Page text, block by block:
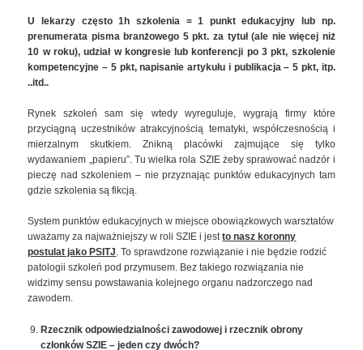
U lekarzy często 1h szkolenia = 1 punkt edukacyjny lub np.
prenumerata pisma branżowego 5 pkt. za tytuł (ale nie więcej niż
10 w roku), udział w kongresie lub konferencji po 3 pkt, szkolenie
kompetencyjne – 5 pkt, napisanie artykułu i publikacja – 5 pkt, itp.
..itd..
Rynek szkoleń sam się wtedy wyreguluje, wygrają firmy które
przyciągną uczestników atrakcyjnością tematyki, współczesnością i
mierzalnym skutkiem. Znikną placówki zajmujące się tylko
wydawaniem „papieru”. Tu wielka rola SZIE żeby sprawować nadzór i
pieczę nad szkoleniem – nie przyznając punktów edukacyjnych tam
gdzie szkolenia są fikcją.
System punktów edukacyjnych w miejsce obowiązkowych warsztatów
uważamy za najważniejszy w roli SZIE i jestto nasz koronny
postulat jako PSITJ. To sprawdzone rozwiązanie i nie będzie rodzić
patologii szkoleń pod przymusem. Bez takiego rozwiązania nie
widzimy sensu powstawania kolejnego organu nadzorczego nad
zawodem.
Rzecznik odpowiedzialności zawodowej i rzecznik obrony
członków SZIE – jeden czy dwóch?